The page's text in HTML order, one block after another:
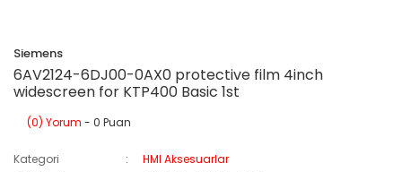
Siemens
6AV2124-6DJ00-0AX0 protective film 4inch
widescreen for KTP400 Basic 1st
(0) Yorum - 0 Puan
Kategori
HMI Aksesuarlar